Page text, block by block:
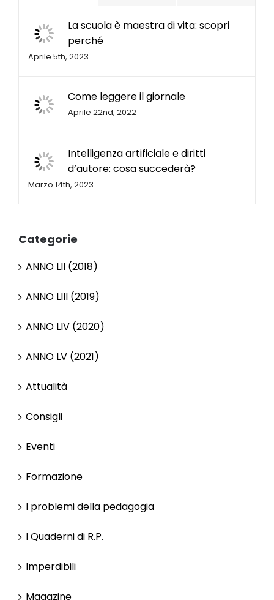
La scuola è maestra di vita: scopri
perché
Aprile 5th, 2023
Come leggere il giornale
Aprile 22nd, 2022
Intelligenza artificiale e diritti
d’autore: cosa succederà?
Marzo 14th, 2023
Categorie
ANNO LII (2018)
ANNO LIII (2019)
ANNO LIV (2020)
ANNO LV (2021)
Attualità
Consigli
Eventi
Formazione
I problemi della pedagogia
I Quaderni di R.P.
Imperdibili
Magazine